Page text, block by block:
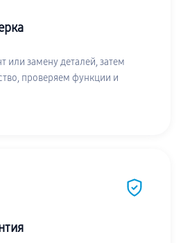
или замену деталей, затем
проверяем функции и